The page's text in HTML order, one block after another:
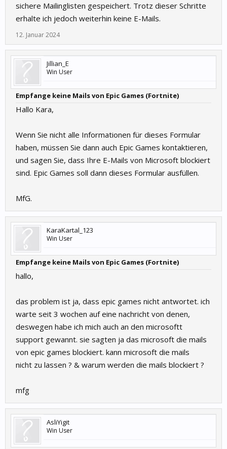
sichere Mailinglisten gespeichert. Trotz dieser Schritte
erhalte ich jedoch weiterhin keine E-Mails.
12. Januar 2024
Jillian_E
Win User
Empfange keine Mails von Epic Games (Fortnite)
Hallo Kara,
Wenn Sie nicht alle Informationen für dieses Formular
haben, müssen Sie dann auch Epic Games kontaktieren,
und sagen Sie, dass Ihre E-Mails von Microsoft blockiert
sind. Epic Games soll dann dieses Formular ausfüllen.
MfG.
KaraKartal_123
Win User
Empfange keine Mails von Epic Games (Fortnite)
hallo,
das problem ist ja, dass epic games nicht antwortet. ich
warte seit 3 wochen auf eine nachricht von denen,
deswegen habe ich mich auch an den microsoftt
support gewannt. sie sagten ja das microsoft die mails
von epic games blockiert. kann microsoft die mails
nicht zu lassen ? & warum werden die mails blockiert ?
mfg
AsliYigit
Win User